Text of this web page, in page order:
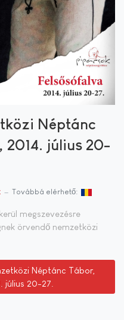
Néptánc
2014. július 20-
Továbbá elérhető:
megszevezésre
örvendő nemzetközi
Néptánc Tábor,
július 20-27.